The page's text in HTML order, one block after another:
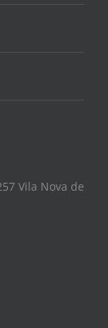
Vila Nova de